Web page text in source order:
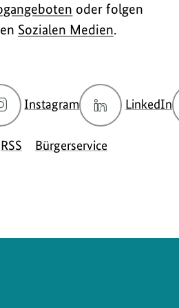
oder folgen
Sozialen Medien.
Instagram
zur
Instagram-
Seite
des
LinkedIn
RSS Bürgerservice